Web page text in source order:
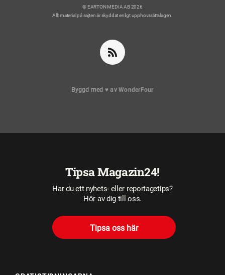
© EARTON MEDIA AB 2026
Allt material på sajten är skyddat enligt upphovsrättslagen.
Byggd med ♥ avWonderFour
Tipsa Magazin24!
Har du ett nyhets- eller reportagetips?
Hör av dig till oss.
Tipsa oss här